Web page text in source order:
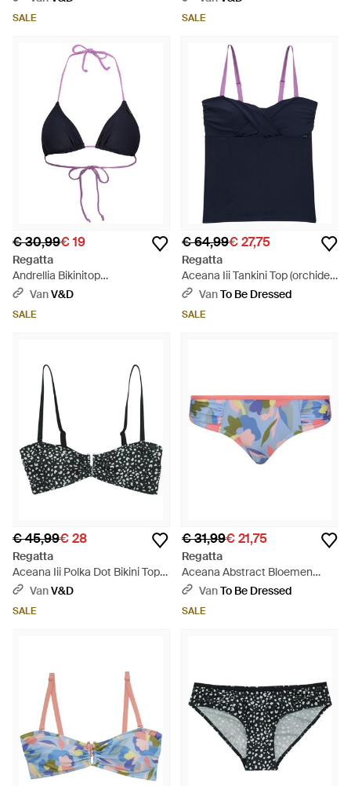
SALE SALE
€ 30,99€ 19
Regatta
Andrellia Bikinitop
(marine/radiant Orchidee) -
VanV&D
SALE
€ 64,99€ 27,75
Regatta
Aceana Iii Tankini Top (orchidee)
- Blauw
VanTo Be Dressed
SALE
€ 45,99€ 28
Regatta
Aceana Iii Polka Dot Bikini Top
(zwart/wit) - Bruin
VanV&D
SALE
€ 31,99€ 21,75
Regatta
Aceana Abstract Bloemen
Bikinibroekje (blauw)
VanTo Be Dressed
SALE